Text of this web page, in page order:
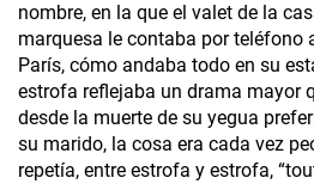
nombre, en la que el valet de la
marquesa le contaba por teléfono
París, cómo andaba todo en su
estrofa reflejaba un drama mayor
desde la muerte de su yegua
su marido, la cosa era cada vez
repetía, entre estrofa y estrofa,